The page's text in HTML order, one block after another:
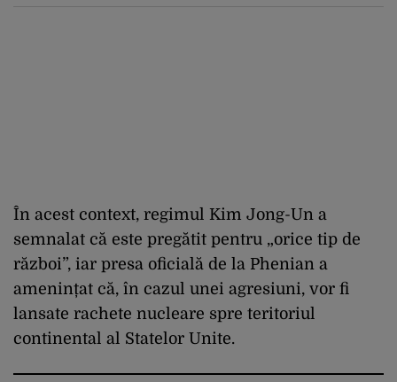
În acest context, regimul Kim Jong-Un a
semnalat că este pregătit pentru „orice tip de
război”, iar presa oficială de la Phenian a
amenințat că, în cazul unei agresiuni, vor fi
lansate rachete nucleare spre teritoriul
continental al Statelor Unite.